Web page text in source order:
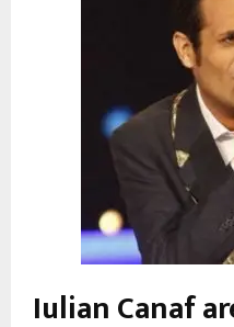
Iulian Canaf